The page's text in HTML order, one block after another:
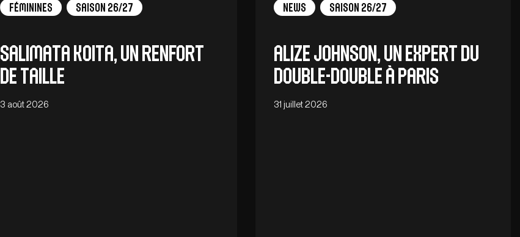
Féminines Saison 26/27
Salimata Koita, un renfort
de taille
3 août 2026
News Saison 26/27
Alize Johnson, un expert du
double-double à Paris
31 juillet 2026